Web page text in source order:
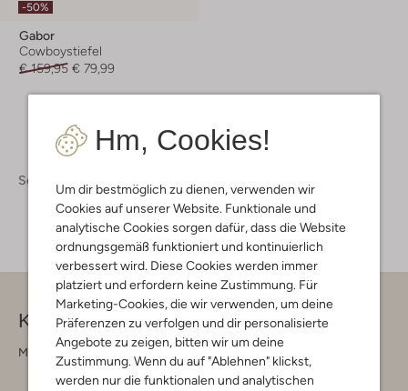
Hm, Cookies!
Um dir bestmöglich zu dienen, verwenden wir
Cookies auf unserer Website. Funktionale und
analytische Cookies sorgen dafür, dass die Website
ordnungsgemäß funktioniert und kontinuierlich
verbessert wird. Diese Cookies werden immer
platziert und erfordern keine Zustimmung. Für
Marketing-Cookies, die wir verwenden, um deine
Präferenzen zu verfolgen und dir personalisierte
Angebote zu zeigen, bitten wir um deine
Zustimmung. Wenn du auf "Ablehnen" klickst,
werden nur die funktionalen und analytischen
-50%
Gabor
Cowboystiefel
€ 159,95 € 79,99
Schuhe
Kontakt
Montag - Freitag 09:00 - 17:00 uur